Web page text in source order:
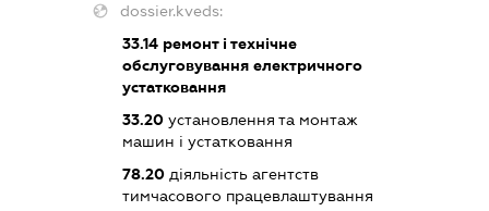
dossier.kveds:
33.14ремонт і технічне
обслуговування електричного
устатковання
33.20установлення та монтаж
машин і устатковання
78.20діяльність агентств
тимчасового працевлаштування